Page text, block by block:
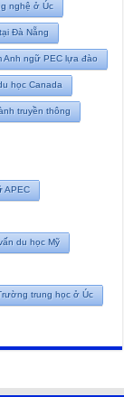
nghệ ở Úc
Đà Nẵng
Anh ngữ PEC lựa đào
học Canada
truyền thông
APEC
du học Mỹ
trung học ở Úc